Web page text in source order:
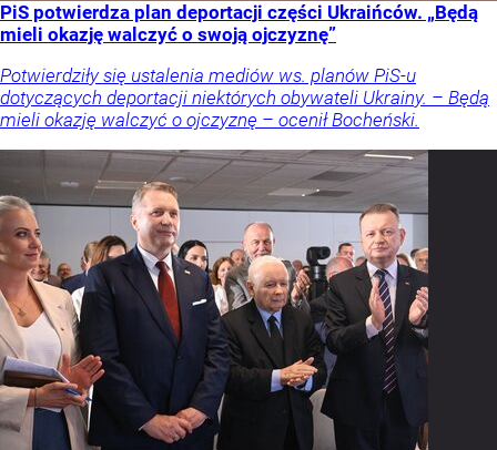
PiS potwierdza plan deportacji części Ukraińców. „Będą
mieli okazję walczyć o swoją ojczyznę”
Potwierdziły się ustalenia mediów ws. planów PiS-u
dotyczących deportacji niektórych obywateli Ukrainy. – Będą
mieli okazję walczyć o ojczyznę – ocenił Bocheński.